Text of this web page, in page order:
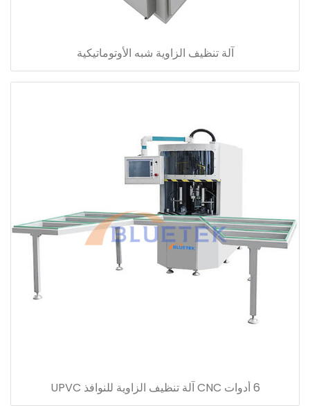
آلة تنظيف الزاوية شبه الأوتوماتيكية
6 أدوات CNC آلة تنظيف الزاوية للنوافذ UPVC